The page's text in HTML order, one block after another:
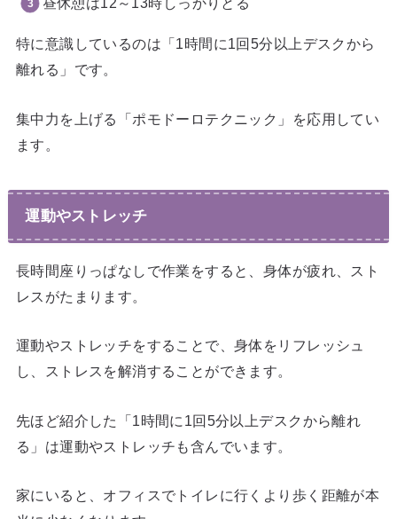
特に意識しているのは「1時間に1回5分以上デスクから
離れる」です。
集中力を上げる「ポモドーロテクニック」を応用してい
ます。
運動やストレッチ
長時間座りっぱなしで作業をすると、身体が疲れ、スト
レスがたまります。
運動やストレッチをすることで、身体をリフレッシュ
し、ストレスを解消することができます。
先ほど紹介した「1時間に1回5分以上デスクから離れ
る」は運動やストレッチも含んでいます。
家にいると、オフィスでトイレに行くより歩く距離が本